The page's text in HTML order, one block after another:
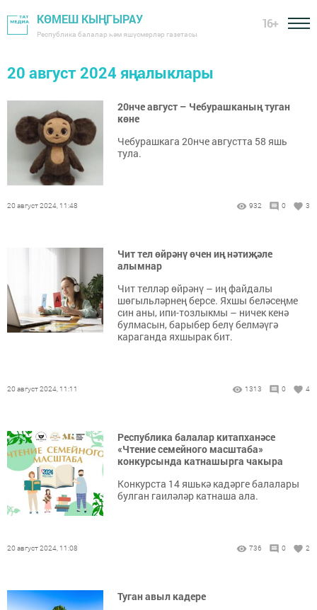
КӨМЕШ КЫҢГЫРАУ
Республика балалар һәм яшүсмерләр газетасы
16+
20 август 2024 яңалыклары
20нче август – Чебурашканың туган
көне
Чебурашкага 20нче августта 58 яшь
тула.
20 август 2024, 11:48 932 0 3
Чит тел өйрәнү өчен иң нәтиҗәле
алымнар
Чит телләр өйрәнү – иң файдалы
шөгыльләрнең берсе. Яхшы беләсеңме
син аны, ипи-тозлыкмы – ничек кенә
булмасын, барыбер белү белмәүгә
караганда яхшырак бит.
20 август 2024, 11:11 1313 0 4
Республика балалар китапханәсе
«Чтение семейного масштаба»
конкурсында катнашырга чакыра
Конкурста 14 яшькә кадәрге балалары
булган гаиләләр катнаша ала.
20 август 2024, 11:08 736 0 2
Туган авыл кадере